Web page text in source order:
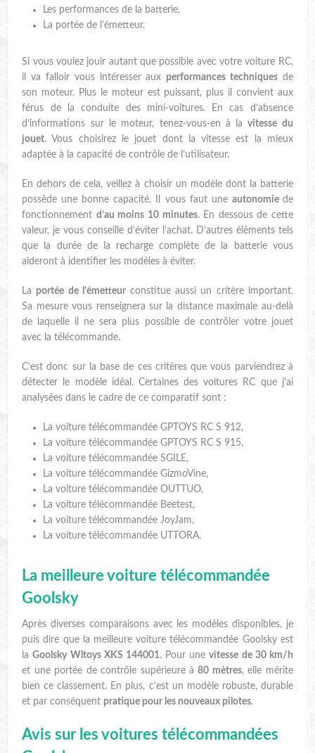
Les performances de la batterie,
La portée de l’émetteur.
Si vous voulez jouir autant que possible avec votre voiture RC,
il va falloir vous intéresser aux performances techniquesde
son moteur. Plus le moteur est puissant, plus il convient aux
férus de la conduite des mini-voitures. En cas d’absence
d’informations sur le moteur, tenez-vous-en à lavitesse du
jouet. Vous choisirez le jouet dont la vitesse est la mieux
adaptée à la capacité de contrôle de l’utilisateur.
En dehors de cela, veillez à choisir un modèle dont la batterie
possède une bonne capacité. Il vous faut une autonomie de
fonctionnement d’au moins 10 minutes. En dessous de cette
valeur, je vous conseille d’éviter l’achat. D’autres éléments tels
que la durée de la recharge complète de la batterie vous
aideront à identifier les modèles à éviter.
La portée de l’émetteurconstitue aussi un critère important.
Sa mesure vous renseignera sur la distance maximale au-delà
de laquelle il ne sera plus possible de contrôler votre jouet
avec la télécommande.
C’est donc sur la base de ces critères que vous parviendrez à
détecter le modèle idéal. Certaines des voitures RC que j’ai
analysées dans le cadre de ce comparatif sont :
La voiture télécommandée GPTOYS RC S 912,
La voiture télécommandée GPTOYS RC S 915,
La voiture télécommandée SGILE,
La voiture télécommandée GizmoVine,
La voiture télécommandée OUTTUO,
La voiture télécommandée Beetest,
La voiture télécommandée JoyJam,
La voiture télécommandée UTTORA.
La meilleure voiture télécommandée
Goolsky
Après diverses comparaisons avec les modèles disponibles, je
puis dire que la meilleure voiture télécommandée Goolsky est
laGoolsky Wltoys XKS 144001. Pour unevitesse de 30 km/h
et une portée de contrôle supérieure à80 mètres, elle mérite
bien ce classement. En plus, c’est un modèle robuste, durable
et par conséquent pratique pour les nouveaux pilotes.
Avis sur les voitures télécommandées